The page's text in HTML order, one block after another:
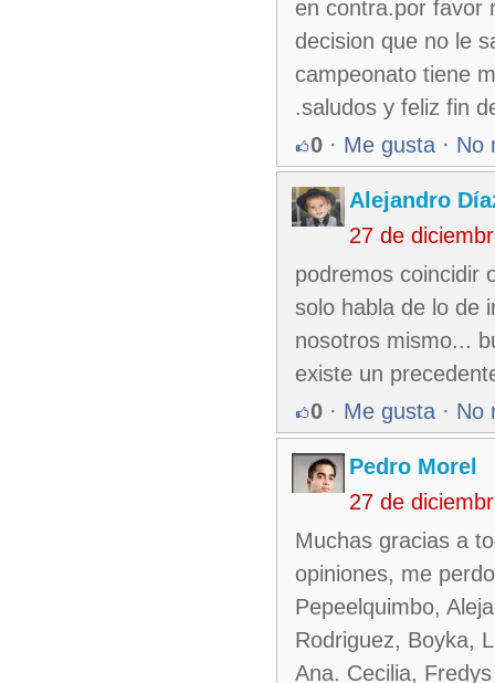
en contra.por favor
decision que no le
campeonato tiene
.saludos y feliz fin
0 · Me gusta · No
Alejandro
27 de
podremos coincidir
solo habla de lo de
nosotros mismo...
existe un
0 · Me gusta · No
Pedro Morel
27 de
Muchas gracias a
opiniones, me
Pepeelquimbo,
Rodriguez, Boyka,
Ana. Cecilia,